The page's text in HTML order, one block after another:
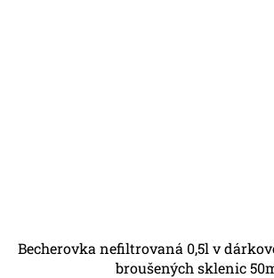
Becherovka nefiltrovaná 0,5l v
broušených sklenic